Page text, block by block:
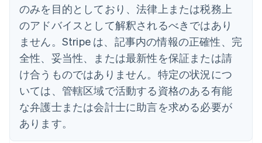
のみを目的としており、法律上または税務上
のアドバイスとして解釈されるべきではあり
ません。Stripe は、記事内の情報の正確性、完
全性、妥当性、または最新性を保証または請
け合うものではありません。特定の状況につ
いては、管轄区域で活動する資格のある有能
な弁護士または会計士に助言を求める必要が
あります。
インド
エストニア
English
オーストラリア
English
オーストリア
DeutschEnglish
オランダ
NederlandsEnglish
カナダ